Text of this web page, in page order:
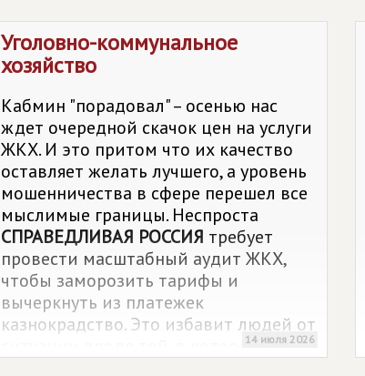
Уголовно-коммунальное
хозяйство
Кабмин "порадовал" – осенью нас
ждет очередной скачок цен на услуги
ЖКХ. И это притом что их качество
оставляет желать лучшего, а уровень
мошенничества в сфере перешел все
мыслимые границы. Неспроста
СПРАВЕДЛИВАЯ РОССИЯ требует
провести масштабный аудит ЖКХ,
чтобы заморозить тарифы и
вычеркнуть из платежек
казнокрадство. Это избавит людей от
ситуации вроде той, в которой14 июля 2026